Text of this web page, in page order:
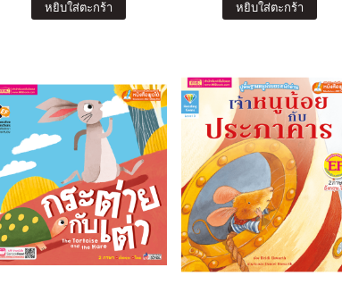
หยิบใส่ตะกร้า หยิบใส่ตะกร้า